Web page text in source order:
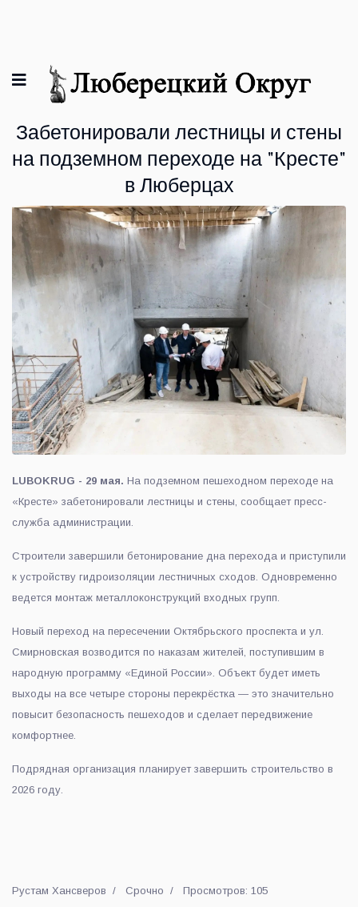
Забетонировали лестницы и стены
на подземном переходе на "Кресте"
в Люберцах
LUBOKRUG - 29 мая. На подземном пешеходном переходе на
«Кресте» забетонировали лестницы и стены, сообщает пресс-
служба администрации.
Строители завершили бетонирование дна перехода и приступили
к устройству гидроизоляции лестничных сходов . Одновременно
ведется монтаж металлоконструкций входных групп
Новый переход на пересечении Октябрьского проспекта и ул.
Смирновская возводится по наказам жителей, поступившим в
народную программу «Единой России» . Объект будет иметь
выходы на все четыре стороны перекрёстка — это значительно
повысит безопасность пешеходов и сделает передвижение
комфортнее.
Подрядная организация планирует завершить строительство в
2026 году
Рустам Хансверов Срочно Просмотров: 105